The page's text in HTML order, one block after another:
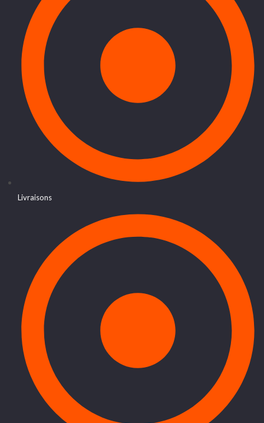
Livraisons